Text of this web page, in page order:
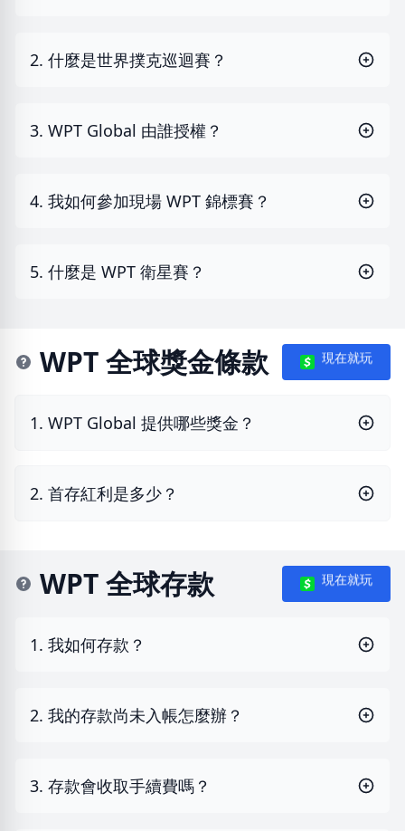
2. 什麼是世界撲克巡迴賽？
3. WPT Global 由誰授權？
4. 我如何參加現場 WPT 錦標賽？
5. 什麼是 WPT 衛星賽？
WPT 全球獎金條款 現在就玩
1. WPT Global 提供哪些獎金？
2. 首存紅利是多少？
WPT 全球存款 現在就玩
1. 我如何存款？
2. 我的存款尚未入帳怎麼辦？
3. 存款會收取手續費嗎？